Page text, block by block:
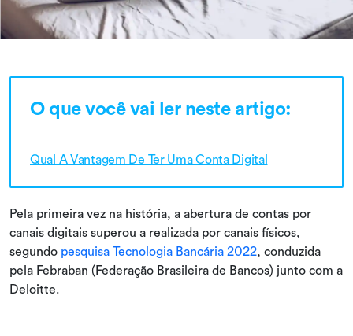
O que você vai ler neste artigo:
Qual A Vantagem De Ter Uma Conta Digital
Pela primeira vez na história, a abertura de contas por
canais digitais superou a realizada por canais físicos,
segundo pesquisa Tecnologia Bancária 2022, conduzida
pela Febraban (Federação Brasileira de Bancos) junto com a
Deloitte.